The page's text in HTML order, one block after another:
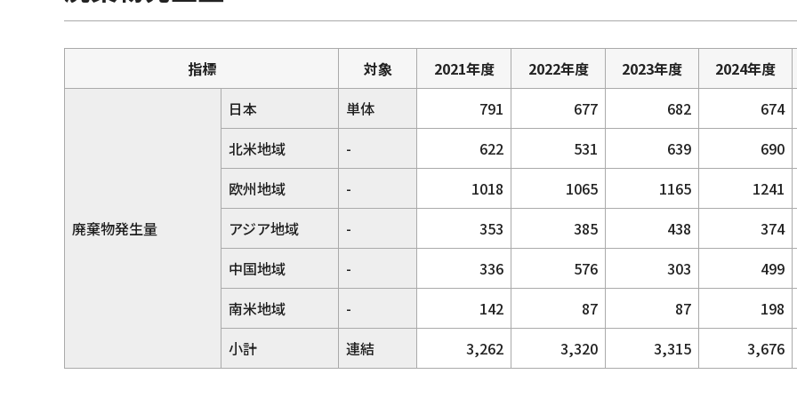
指標 対象 2021年度 2022年度 2023年度 2024年度
廃棄物発生量
日本 単体 791 677 682 674
北米地域
- 622 531 639 690
欧州地域
- 1018 1065 1165 1241
アジア地域
- 353 385 438 374
中国地域
- 336 576 303 499
南米地域
- 142 87 87 198
小計
連結 3,262 3,320 3,315 3,676